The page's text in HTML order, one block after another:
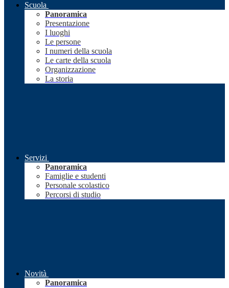
Scuola
Panoramica
Presentazione
I luoghi
Le persone
I numeri della scuola
Le carte della scuola
Organizzazione
La storia
Servizi
Panoramica
Famiglie e studenti
Personale scolastico
Percorsi di studio
Novità
Panoramica